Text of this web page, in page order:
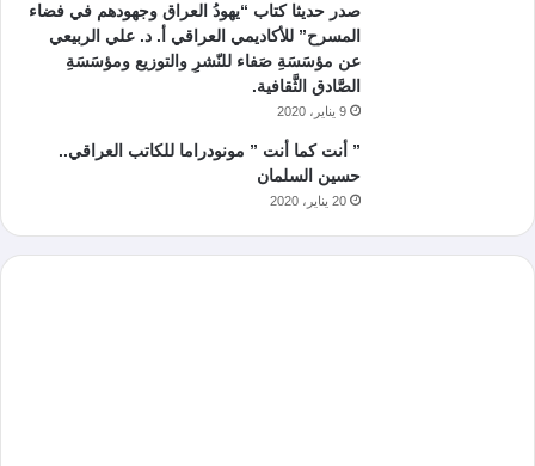
صدر حديثا كتاب “يهودُ العراق وجهودهم في فضاء
المسرح” للأكاديمي العراقي أ. د. علي الربيعي
عن مؤسَسَةِ صَفاء للنّشرِ والتوزيع ومؤسَسَةِ
الصَّادق الثَّقافية.
9 يناير، 2020
” أنت كما أنت ” مونودراما للكاتب العراقي..
حسين السلمان
20 يناير، 2020